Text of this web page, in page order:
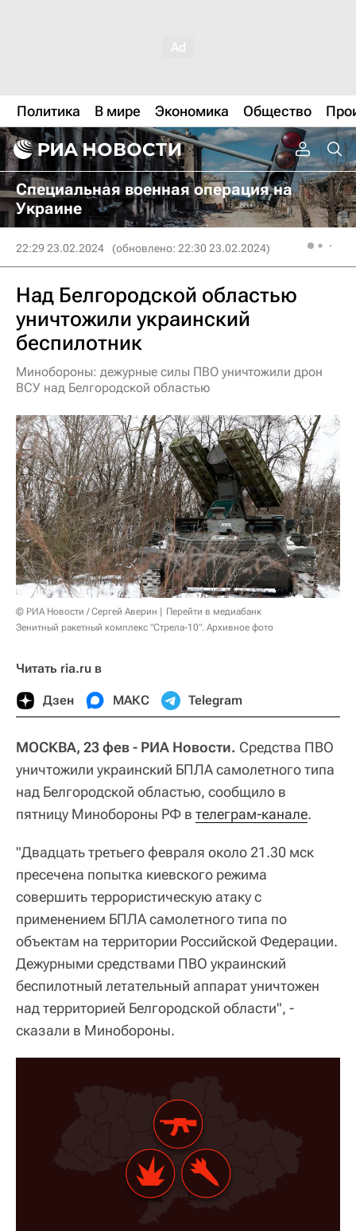
Политика В мире Экономика Общество
Специальная военная операция на
Украине
22:29 23.02.2024 (обновлено: 22:30 23.02.2024)
Над Белгородской областью
уничтожили украинский
беспилотник
Минобороны: дежурные силы ПВО уничтожили дрон
ВСУ над Белгородской областью
© РИА Новости / Сергей Аверин
Перейти в медиабанк
Зенитный ракетный комплекс "Стрела-10". Архивное фото
Читать ria.ru в
Дзен МАКС Telegram
МОСКВА, 23 фев - РИА Новости. Средства ПВО
уничтожили украинский БПЛА самолетного типа
над Белгородской областью, сообщило в
пятницу Минобороны РФ в телеграм-канале.
"Двадцать третьего февраля около 21.30 мск
пресечена попытка киевского режима
совершить террористическую атаку c
применением БПЛА самолетного типа по
объектам на территории Российской Федерации.
Дежурными средствами ПВО украинский
беспилотный летательный аппарат уничтожен
над территорией Белгородской области", -
сказали в Минобороны.